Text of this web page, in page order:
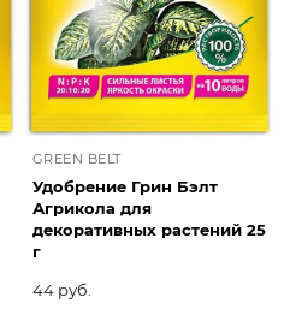
GREEN BELT
Удобрение Грин Бэлт
Агрикола для
декоративных растений 25
г
44 руб.